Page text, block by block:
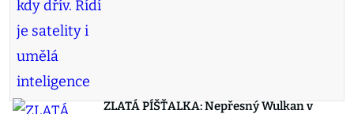
ZLATÁ PÍŠŤALKA: Nepřesný Wulkan v